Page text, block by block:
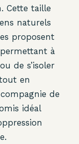
Cette taille
naturels
proposent
à
de s’isoler
en
de
idéal